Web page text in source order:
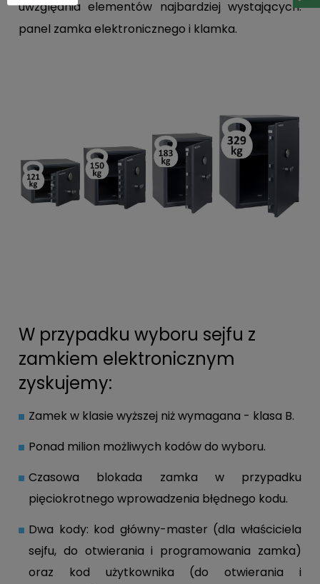
uwzględnia elementów najbardziej wystających:
panel zamka elektronicznego i klamka.
W przypadku wyboru sejfu z
zamkiem elektronicznym
zyskujemy:
Zamek w klasie wyższej niż wymagana - klasa B.
Ponad milion możliwych kodów do wyboru.
Czasowa blokada zamka w przypadku
pięciokrotnego wprowadzenia błędnego kodu.
Dwa kody: kod główny-master (dla właściciela
sejfu, do otwierania i programowania zamka)
oraz kod użytkownika (do otwierania i